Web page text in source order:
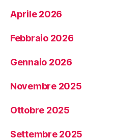
Aprile 2026
Febbraio 2026
Gennaio 2026
Novembre 2025
Ottobre 2025
Settembre 2025